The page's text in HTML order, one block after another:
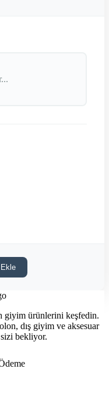
giyim ürünlerini keşfedin.
dış giyim ve aksesuar
bekliyor.